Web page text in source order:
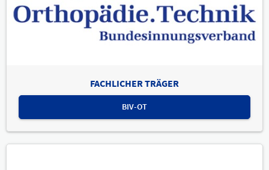
FACHLICHER TRÄGER
BIV-OT